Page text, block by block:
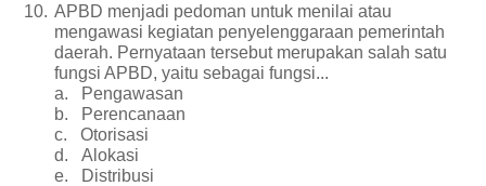
10. APBD menjadi pedoman untuk menilai atau
mengawasi kegiatan penyelenggaraan pemerintah
daerah. Pernyataan tersebut merupakan salah satu
fungsi APBD, yaitu sebagai fungsi...
a.
Pengawasan
b.
Perencanaan
c.
Otorisasi
d.
Alokasi
e.
Distribusi